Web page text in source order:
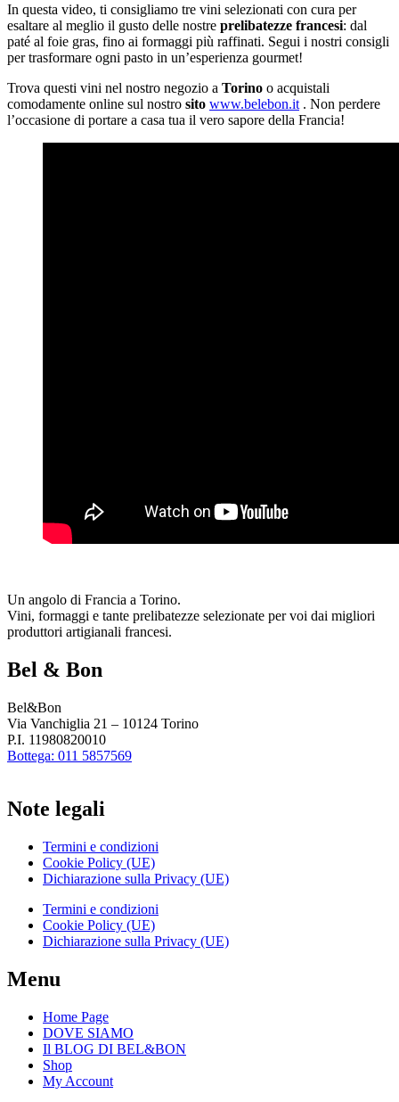
In questa video, ti consigliamo tre vini selezionati con cura per
esaltare al meglio il gusto delle nostre prelibatezze francesi: dal
paté al foie gras, fino ai formaggi più raffinati. Segui i nostri consigli
per trasformare ogni pasto in un’esperienza gourmet!
Trova questi vini nel nostro negozio a Torino o acquistali
comodamente online sul nostro sito www.belebon.it . Non perdere
l’occasione di portare a casa tua il vero sapore della Francia!
Un angolo di Francia a Torino.
Vini, formaggi e tante prelibatezze selezionate per voi dai migliori
produttori artigianali francesi.
Bel & Bon
Bel&Bon
Via Vanchiglia 21 – 10124 Torino
P.I. 11980820010
Bottega: 011 5857569
Note legali
Termini e condizioni
Cookie Policy (UE)
Dichiarazione sulla Privacy (UE)
Termini e condizioni
Cookie Policy (UE)
Dichiarazione sulla Privacy (UE)
Menu
Home Page
DOVE SIAMO
Il BLOG DI BEL&BON
Shop
My Account